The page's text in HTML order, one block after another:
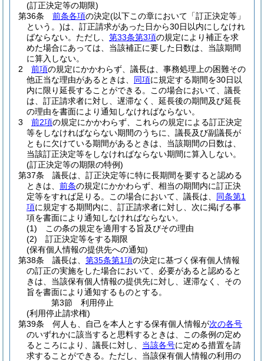
(訂正決定等の期限)
第36条
前条各項の決定(以下この章において「訂正決定等」
という。)は、訂正請求があった日から30日以内にしなけれ
ばならない。 ただし、 第33条第3項の規定により補正を求
めた場合にあっては、当該補正に要した日数は、当該期間
に算入しない。
2
前項の規定にかかわらず、議長は、事務処理上の困難その
他正当な理由があるときは、 同項に規定する期間を30日以
内に限り延長することができる。
この場合において、議長
は、訂正請求者に対し、遅滞なく、延長後の期間及び延長
の理由を書面により通知しなければならない。
3
前2項の規定にかかわらず、これらの規定による訂正決定
等をしなければならない期間のうちに、議長及び副議長が
ともに欠けている期間があるときは、当該期間の日数は、
当該訂正決定等をしなければならない期間に算入しない。
(訂正決定等の期限の特例)
第37条
議長は、訂正決定等に特に長期間を要すると認める
ときは、 前条の規定にかかわらず、相当の期間内に訂正決
定等をすれば足りる。
この場合において、議長は、 同条第1
項に規定する期間内に、訂正請求者に対し、次に掲げる事
項を書面により通知しなければならない。
(1)
この条の規定を適用する旨及びその理由
(2)
訂正決定等をする期限
(保有個人情報の提供先への通知)
第38条
議長は、 第35条第1項の決定に基づく保有個人情報
の訂正の実施をした場合において、必要があると認めると
きは、当該保有個人情報の提供先に対し、遅滞なく、その
旨を書面により通知するものとする。
第3節
利用停止
(利用停止請求権)
第39条
何人も、自己を本人とする保有個人情報が次の各号
のいずれかに該当すると思料するときは、この条例の定め
るところにより、議長に対し、 当該各号に定める措置を請
求することができる。 ただし、当該保有個人情報の利用の